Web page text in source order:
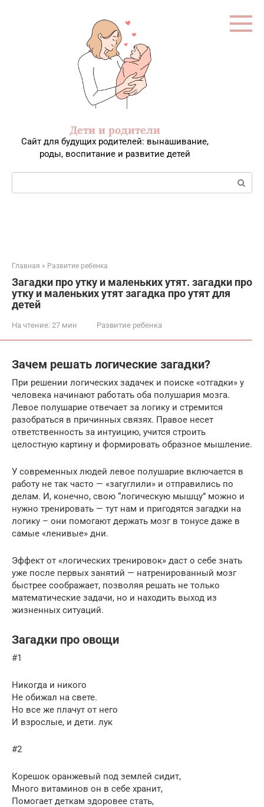
Дети и родители
Сайт для будущих родителей: вынашивание,
роды, воспитание и развитие детей
Поиск:
Главная » Развитие ребенка
Загадки про утку и маленьких утят. загадки про
утку и маленьких утят загадка про утят для
детей
На чтение: 27 мин Развитие ребенка
Зачем решать логические загадки?
При решении логических задачек и поиске «отгадки» у
человека начинают работать оба полушария мозга.
Левое полушарие отвечает за логику и стремится
разобраться в причинных связях. Правое несет
ответственность за интуицию, учится строить
целостную картину и формировать образное мышление.
У современных людей левое полушарие включается в
работу не так часто — «загуглили» и отправились по
делам. И, конечно, свою “логическую мышцу” можно и
нужно тренировать — тут нам и пригодятся загадки на
логику – они помогают держать мозг в тонусе даже в
самые «ленивые» дни.
Эффект от «логических тренировок» даст о себе знать
уже после первых занятий — натренированный мозг
быстрее соображает, позволяя решать не только
математические задачи, но и находить выход из
жизненных ситуаций.
Загадки про овощи
#1
Никогда и никого
Не обижал на свете.
Но все же плачут от него
И взрослые, и дети. лук
#2
Корешок оранжевый под землей сидит,
Много витаминов он в себе хранит,
Помогает деткам здоровее стать,